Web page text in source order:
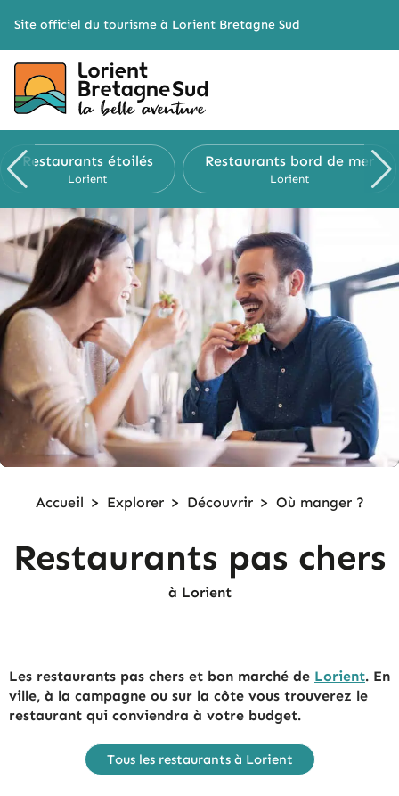
Site officiel du tourisme à Lorient Bretagne Sud
Restaurants étoilés
Lorient
Restaurants bord de mer
Lorient
Accueil > Explorer > Découvrir > Où manger ?
Restaurants pas chers
à Lorient
Les restaurants pas chers et bon marché de Lorient. En
ville, à la campagne ou sur la côte vous trouverez le
restaurant qui conviendra à votre budget.
Tous les restaurants à Lorient